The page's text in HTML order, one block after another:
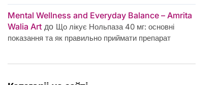
Mental Wellness and Everyday Balance – Amrita
Walia Art до Що лікує Нольпаза 40 мг: основні
показання та як правильно приймати препарат